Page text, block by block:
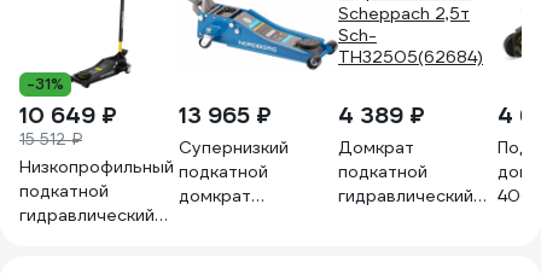
-31%
10 649 ₽
15 512 ₽
Низкопрофильный
подкатной
гидравлический
13 965 ₽
Супернизкий
подкатной
домкрат
4 389 ₽
Домкрат
подкатной
гидравлический
4
400